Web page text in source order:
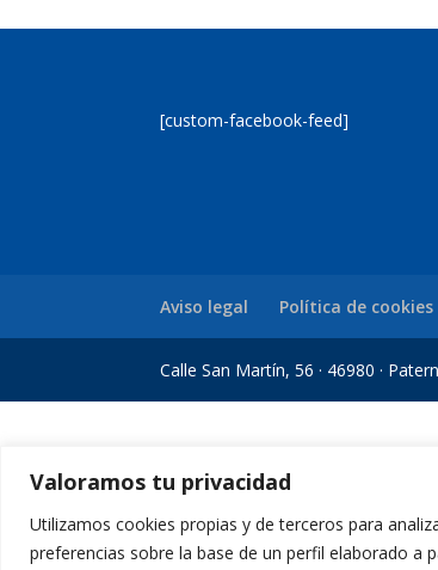
Valoramos tu privacidad
Utilizamos cookies propias y de terceros para
preferencias sobre la base de un perfil elaborado a
[custom-facebook-feed]
Aviso legal Política de cookies
Calle San Martín, 56 · 46980 ·